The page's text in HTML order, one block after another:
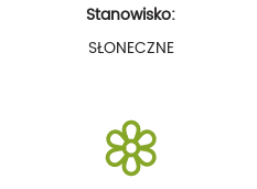
Stanowisko:
SŁONECZNE